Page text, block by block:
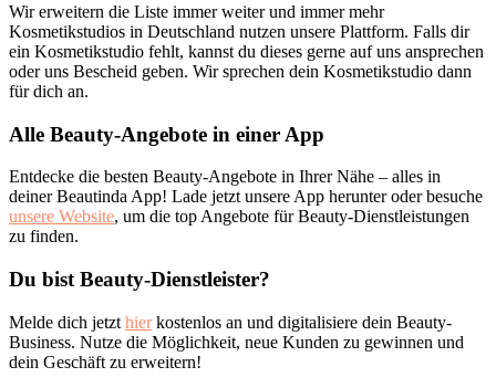
Wir erweitern die Liste immer weiter und immer mehr
Kosmetikstudios in Deutschland nutzen unsere Plattform. Falls dir
ein Kosmetikstudio fehlt, kannst du dieses gerne auf uns ansprechen
oder uns Bescheid geben. Wir sprechen dein Kosmetikstudio dann
für dich an.
Alle Beauty-Angebote in einer App
Entdecke die besten Beauty-Angebote in Ihrer Nähe – alles in
deiner Beautinda App! Lade jetzt unsere App herunter oder besuche
unsere Website, um die top Angebote für Beauty-Dienstleistungen
zu finden.
Du bist Beauty-Dienstleister?
Melde dich jetzt hierkostenlos an und digitalisiere dein Beauty-
Business. Nutze die Möglichkeit, neue Kunden zu gewinnen und
dein Geschäft zu erweitern!